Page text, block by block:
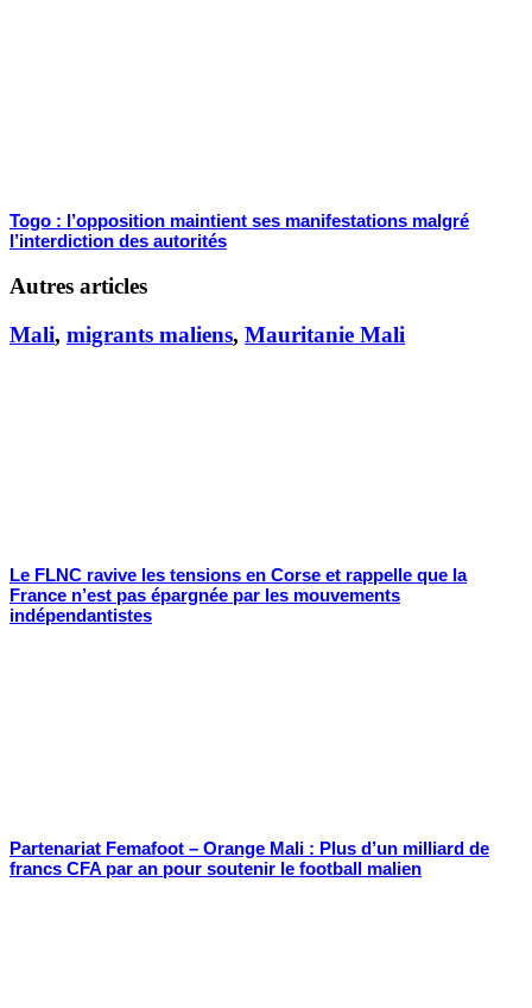
Togo : l’opposition maintient ses manifestations malgré
l’interdiction des autorités
Autres articles
Mali, migrants maliens, Mauritanie Mali
Le FLNC ravive les tensions en Corse et rappelle que la
France n’est pas épargnée par les mouvements
indépendantistes
Partenariat Femafoot – Orange Mali : Plus d’un milliard de
francs CFA par an pour soutenir le football malien